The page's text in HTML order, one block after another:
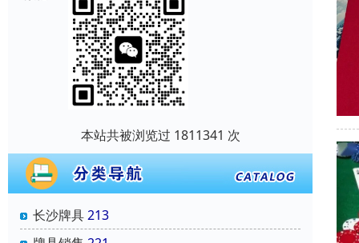
本站共被浏览过 1811341 次
长沙牌具213